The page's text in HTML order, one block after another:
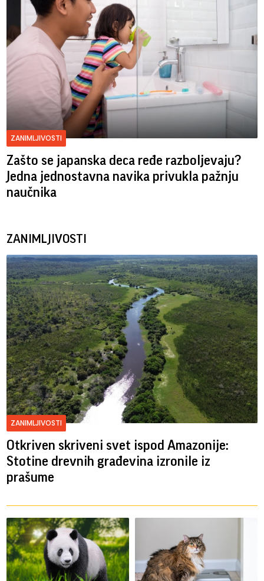
ZANIMLJIVOSTI
Zašto se japanska deca ređe razboljevaju?
Jedna jednostavna navika privukla pažnju
naučnika
ZANIMLJIVOSTI
ZANIMLJIVOSTI
Otkriven skriveni svet ispod Amazonije:
Stotine drevnih građevina izronile iz
prašume